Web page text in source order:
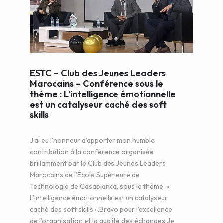
OTHER / AUTRES
ESTC – Club des Jeunes Leaders
Marocains – Conférence sous le
thème : L’intelligence émotionnelle
est un catalyseur caché des soft
skills
J’ai eu l’honneur d’apporter mon humble
contribution à la conférence organisée
brillamment par le Club des Jeunes Leaders
Marocains de l’École Supérieure de
Technologie de Casablanca, sous le thème «
L’intelligence émotionnelle est un catalyseur
caché des soft skills ».Bravo pour l’excellence
de l’organisation et la qualité des échanges.Je